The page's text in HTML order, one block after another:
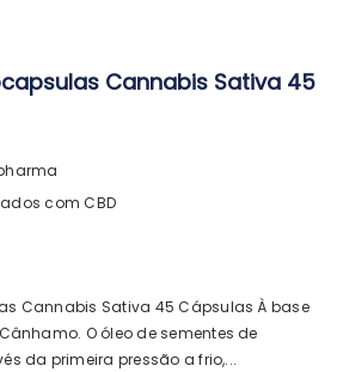
+ Pente
€14,23
Cannabis Sativa 45
com CBD
Cannabis Sativa 45 Cápsulas À base
O óleo de sementes de
da primeira pressão a frio,...